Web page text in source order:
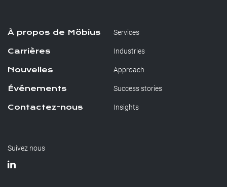
À propos de Möbius
Carrières
Nouvelles
Événements
Contactez-nous
Services
Industries
Approach
Success stories
Insights
Suivez nous